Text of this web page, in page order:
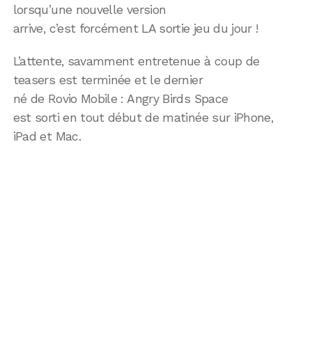
lorsqu’une nouvelle version
arrive, c’est forcément LA sortie jeu du jour !
L’attente, savamment entretenue à coup de
teasers est terminée et le dernier
né de Rovio Mobile : Angry Birds Space
est sorti en tout début de matinée sur iPhone,
iPad et Mac.